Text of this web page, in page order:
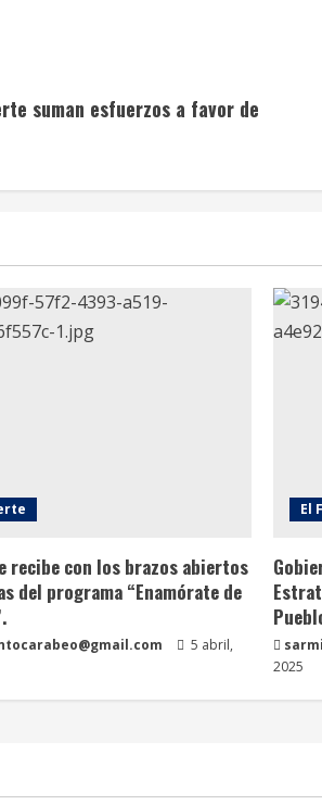
suman esfuerzos a favor de
recibe con los brazos abiertos
del programa “Enamórate de
5 abril,
El
2025